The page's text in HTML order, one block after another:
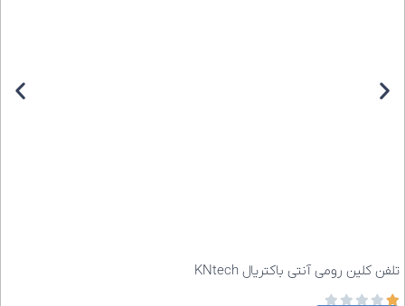
تلفن کلین رومی آنتی باکتریال KNtech